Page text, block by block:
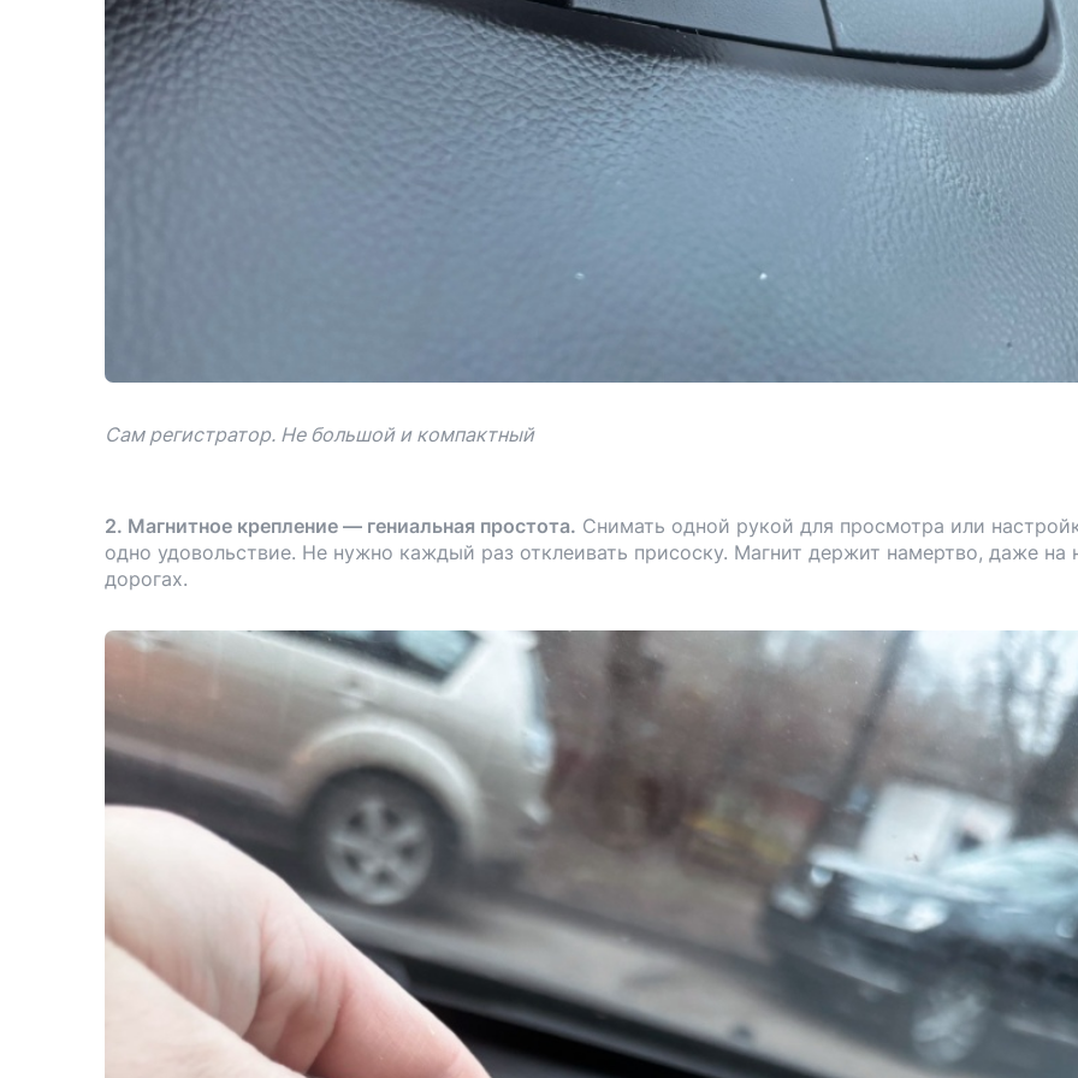
Сам регистратор. Не большой и компактный
2. Магнитное крепление — гениальная простота. Снимать одной рукой для просмотра или
одно удовольствие. Не нужно каждый раз отклеивать присоску. Магнит держит намертво, даже на
дорогах.